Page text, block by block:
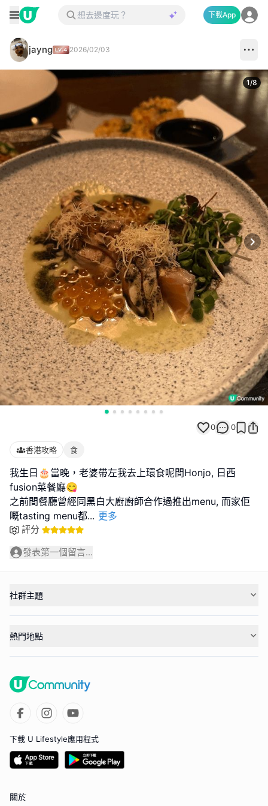
下載App
jayng 2026/02/03
1/8
0 0
香港攻略 食
我生日🎂當晚，老婆帶左我去上環食呢間Honjo, 日西
fusion菜餐廳😋
之前間餐廳曾經同黑白大廚廚師合作過推出menu, 而家佢
嘅tasting menu都... 更多
評分
發表第一個留言...
社群主題
熱門地點
下載 U Lifestyle應用程式
關於